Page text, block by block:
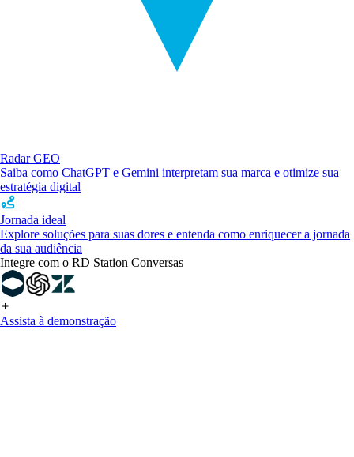
Radar GEO
Saiba como ChatGPT e Gemini interpretam sua marca e otimize sua
estratégia digital
Jornada ideal
Explore soluções para suas dores e entenda como enriquecer a jornada
da sua audiência
Integre com o RD Station Conversas
Assista à demonstração